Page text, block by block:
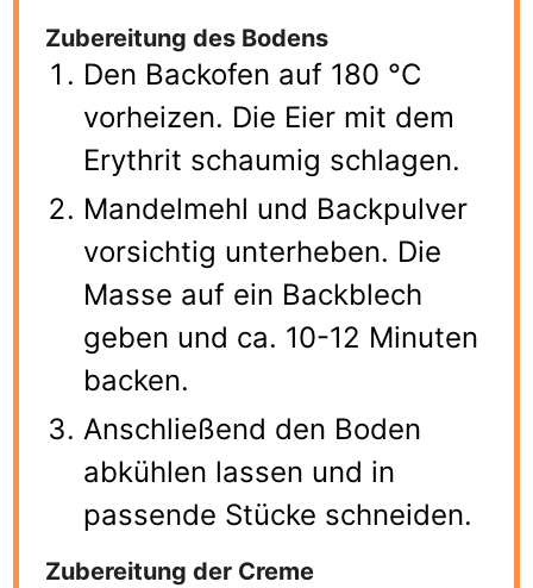
Zubereitung des Bodens
Den Backofen auf 180 °C
vorheizen. Die Eier mit dem
Erythrit schaumig schlagen.
Mandelmehl und Backpulver
vorsichtig unterheben. Die
Masse auf ein Backblech
geben und ca. 10-12 Minuten
backen.
Anschließend den Boden
abkühlen lassen und in
passende Stücke schneiden.
Zubereitung der Creme